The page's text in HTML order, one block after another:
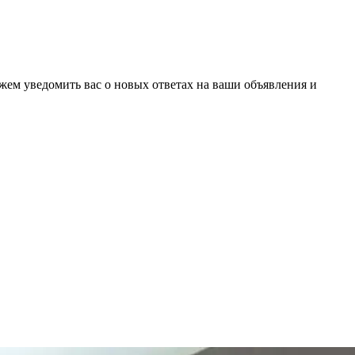
уведомить вас о новых ответах на ваши объявления и